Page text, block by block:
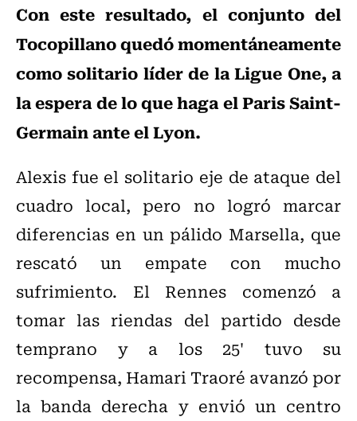
Con este resultado, el conjunto del
Tocopillano quedó momentáneamente
como solitario líder de la Ligue One, a
la espera de lo que haga el Paris Saint-
Germain ante el Lyon.
Alexis fue el solitario eje de ataque del
cuadro local, pero no logró marcar
diferencias en un pálido Marsella, que
rescató un empate con mucho
sufrimiento. El Rennes comenzó a
tomar las riendas del partido desde
temprano y a los 25' tuvo su
recompensa, Hamari Traoré avanzó por
la banda derecha y envió un centro